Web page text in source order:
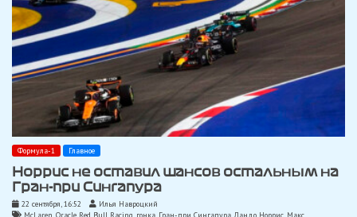
Формула-1 Главное
Норрис не оставил шансов остальным на
Гран-при Сингапура
22 сентября, 16:52
Илья Навроцкий
McLaren Oracle Red Bull Racing гонка Гран-при Сингапура Ландо Норрис Макс